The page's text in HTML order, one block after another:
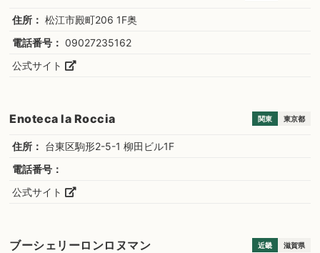
住所： 松江市殿町206 1F奥
電話番号： 09027235162
公式サイト
Enoteca la Roccia 関東 東京都
住所： 台東区駒形2-5-1 柳田ビル1F
電話番号：
公式サイト
ブーシェリーロンロヌマン 近畿 滋賀県